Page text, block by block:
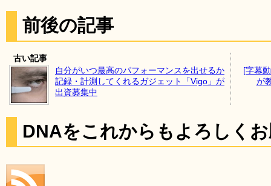
前後の記事
古い記事
自分がいつ最高のパフォーマンスを出せるか
記録・計測してくれるガジェット「Vigo」が
出資募集中
[字幕
が
DNAをこれからもよろしく